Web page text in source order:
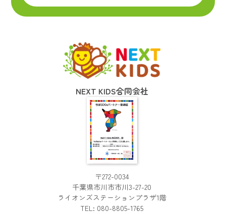
NEXT KIDS合同会社
〒272-0034
千葉県市川市市川3-27-20
ライオンズステーションプラザ1階
TEL: 080-8805-1765